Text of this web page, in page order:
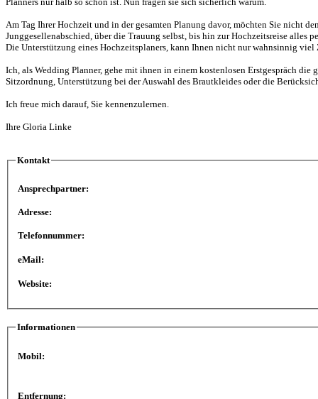
Am Tag Ihrer Hochzeit und in der gesamten Planung davor, möchten Sie nicht
Junggesellenabschied, über die Trauung selbst, bis hin zur Hochzeitsreise alles
Die Unterstützung eines Hochzeitsplaners, kann Ihnen nicht nur wahnsinnig
Ich, als Wedding Planner, gehe mit ihnen in einem kostenlosen Erstgespräch
Sitzordnung, Unterstützung bei der Auswahl des Brautkleides oder die
Ich freue mich darauf, Sie kennenzulernen.
Ihre Gloria Linke
Kontakt
Ansprechpartner:
Adresse:
Telefonnummer:
eMail:
Website:
Informationen
Mobil:
Entfernung: